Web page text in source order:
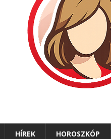
HÍREK HOROSZKÓP